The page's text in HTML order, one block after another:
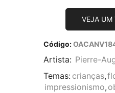
VEJA UM
Código:
Artista: Pierre-
Temas: crianças,
impressionismo,